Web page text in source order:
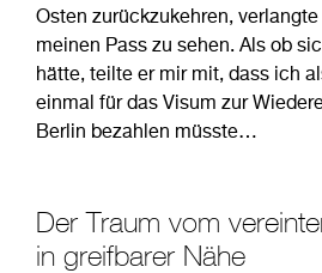
Osten zurückzukehren,
meinen Pass zu sehen. Als ob
hätte, teilte er mir mit, dass ich
einmal für das Visum zur
Berlin bezahlen müsste…
Der Traum vom
in greifbarer Nähe